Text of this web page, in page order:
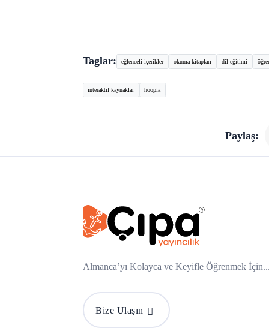
Taglar: eğlenceli içerikler okuma kitapları dil eğitimi
interaktif kaynaklar hoopla
Paylaş:
Almanca’yı Kolayca ve Keyifle Öğrenmek
Bize Ulaşın